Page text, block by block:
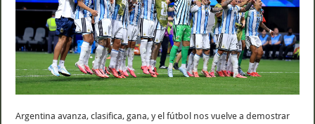
Argentina avanza, clasifica, gana, y el fútbol nos vuelve a demostrar